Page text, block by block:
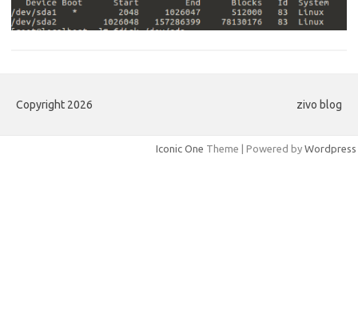
Copyright 2026 zivo blog
Iconic One Theme | Powered by Wordpress